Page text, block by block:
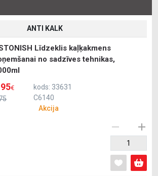
ANTI KALK
Līdzeklis kaļķakmens
no sadzīves tehnikas,
€
kods: 33631
C6140
Akcija